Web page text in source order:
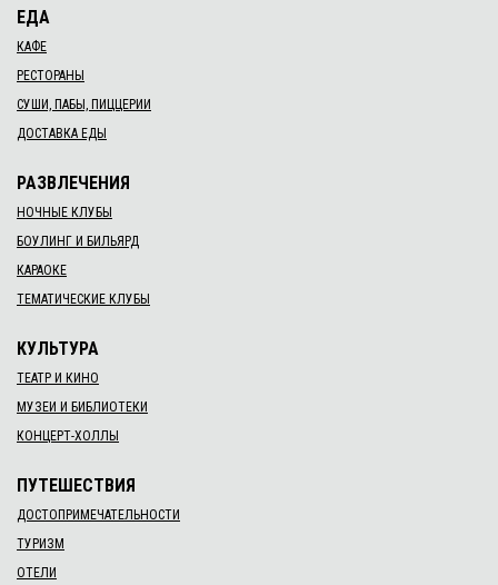
ЕДА
КАФЕ
РЕСТОРАНЫ
СУШИ, ПАБЫ, ПИЦЦЕРИИ
ДОСТАВКА ЕДЫ
РАЗВЛЕЧЕНИЯ
НОЧНЫЕ КЛУБЫ
БОУЛИНГ И БИЛЬЯРД
КАРАОКЕ
ТЕМАТИЧЕСКИЕ КЛУБЫ
КУЛЬТУРА
ТЕАТР И КИНО
МУЗЕИ И БИБЛИОТЕКИ
КОНЦЕРТ-ХОЛЛЫ
ПУТЕШЕСТВИЯ
ДОСТОПРИМЕЧАТЕЛЬНОСТИ
ТУРИЗМ
ОТЕЛИ